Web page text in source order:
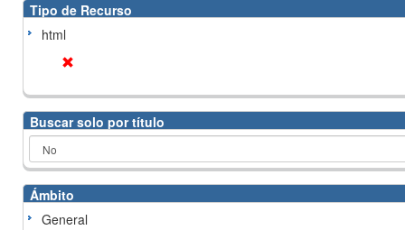
Tipo de Recurso
html
Buscar solo por título
Ámbito
General